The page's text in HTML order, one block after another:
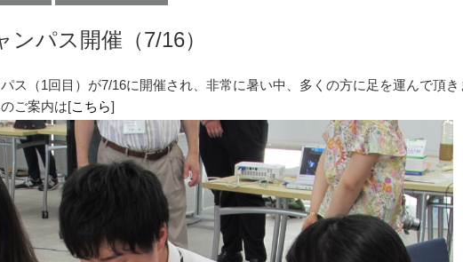
ンパス開催（7/16）
ス（1回目）が7/16に開催され、非常に暑い中、多くの方に足を運んで頂
ご案内は[こちら]